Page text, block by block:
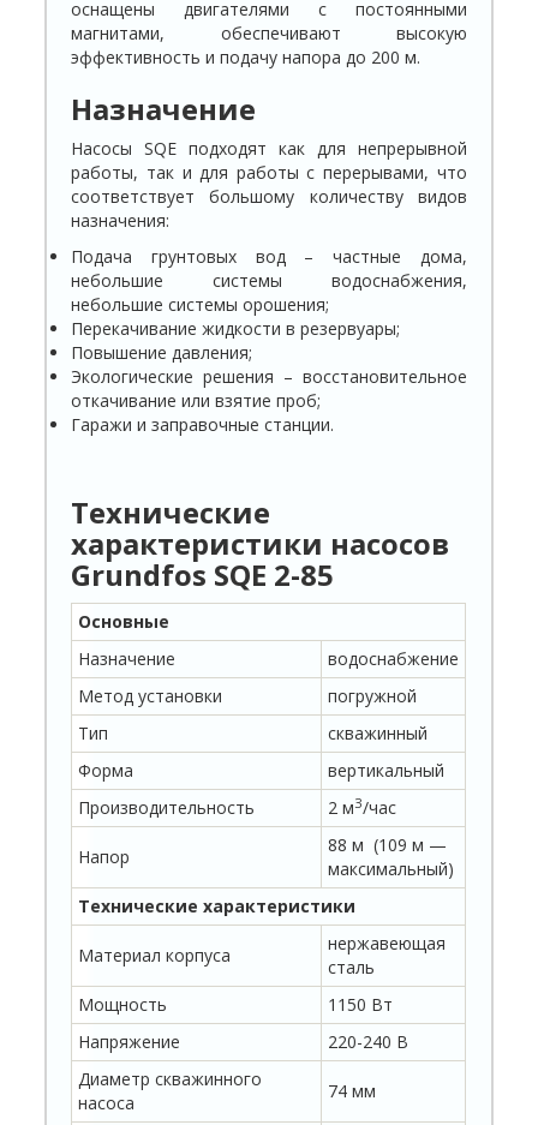
оснащены двигателями с постоянными
магнитами, обеспечивают высокую
эффективность и подачу напора до 200 м.
Назначение
Насосы SQE подходят как для непрерывной
работы, так и для работы с перерывами, что
соответствует большому количеству видов
назначения:
Подача грунтовых вод – частные дома,
небольшие системы водоснабжения,
небольшие системы орошения;
Перекачивание жидкости в резервуары;
Повышение давления;
Экологические решения – восстановительное
откачивание или взятие проб;
Гаражи и заправочные станции.
Технические
характеристики насосов
Grundfos SQE 2-85
Основные
Назначение
водоснабжение
Метод установки
погружной
Тип
скважинный
Форма
вертикальный
Производительность
2 мЗ/час
Напор
88 м (109 м —
максимальный)
Технические характеристики
Материал корпуса
нержавеющая
сталь
Мощность
1150 Вт
Напряжение
220-240 В
Диаметр скважинного
насоса
74 мм